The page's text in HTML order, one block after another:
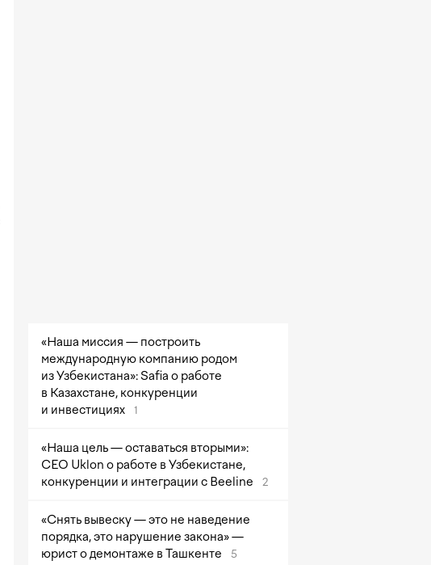
«Наша миссия — построить
международную компанию родом
из Узбекистана»: Safia о работе
в Казахстане, конкуренции
и инвестициях
1
«Наша цель — оставаться вторыми»:
CEO Uklon о работе в Узбекистане,
конкуренции и интеграции с Beeline
2
«Снять вывеску — это не наведение
порядка, это нарушение закона» —
юрист о демонтаже в Ташкенте
5